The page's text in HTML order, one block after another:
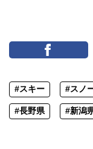
#スキー #スノ
#長野県 #新潟